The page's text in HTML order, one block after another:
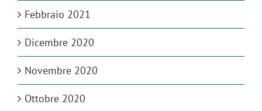
Febbraio 2021
Dicembre 2020
Novembre 2020
Ottobre 2020